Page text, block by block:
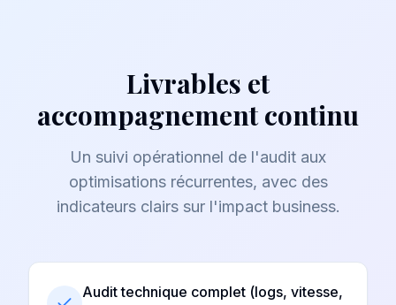
Livrables et
accompagnement continu
Un suivi opérationnel de l'audit aux
optimisations récurrentes, avec des
indicateurs clairs sur l'impact business.
Audit technique complet (logs, vitesse,